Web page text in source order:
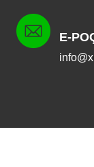
E-